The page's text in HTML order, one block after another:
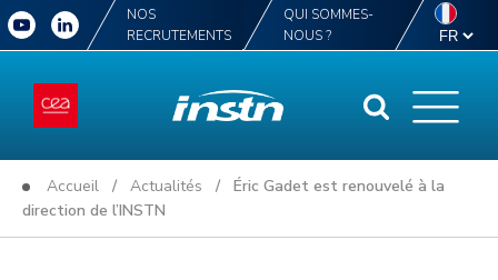
NOS
RECRUTEMENTS
QUI SOMMES-
NOUS ?
Accueil / Actualités / Éric Gadet est renouvelé à la
direction de l’INSTN